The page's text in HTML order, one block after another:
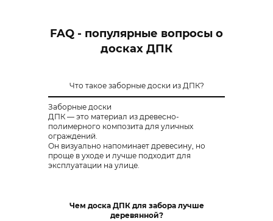
FAQ - популярные вопросы о
досках ДПК
Что такое заборные доски из ДПК?
Заборные доски
ДПК — это материал из древесно-
полимерного композита для уличных
ограждений.
Он визуально напоминает древесину, но
проще в уходе и лучше подходит для
эксплуатации на улице.
Чем доска ДПК для забора лучше
деревянной?​